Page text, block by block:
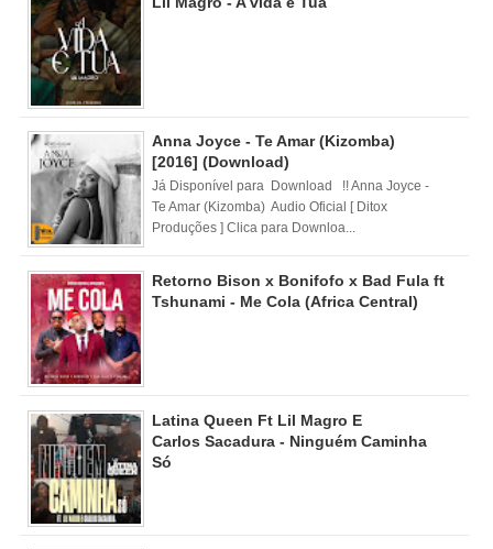
Anna Joyce - Te Amar (Kizomba)
[2016] (Download)
Já Disponível para Download !! Anna Joyce -
Te Amar (Kizomba) Audio Oficial [ Ditox
Produções ] Clica para Downloa...
Retorno Bison x Bonifofo x Bad Fula ft
Tshunami - Me Cola (Africa Central)
Latina Queen Ft Lil Magro E
Carlos Sacadura - Ninguém Caminha
Só